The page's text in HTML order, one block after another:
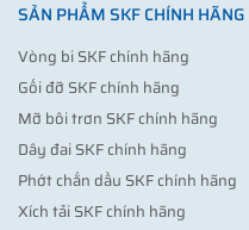
SẢN PHẨM SKF CHÍNH HÃNG
Vòng bi SKF chính hãng
Gối đỡ SKF chính hãng
Mỡ bôi trơn SKF chính hãng
Dây đai SKF chính hãng
Phớt chắn dầu SKF chính hãng
Xích tải SKF chính hãng